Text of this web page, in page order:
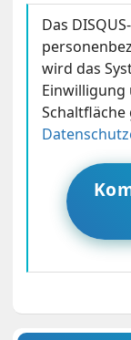
Das
wird das
Einwilligung
Schaltfläche